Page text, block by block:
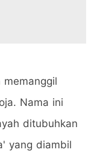
Nama ini
ditubuhkan
yang diambil